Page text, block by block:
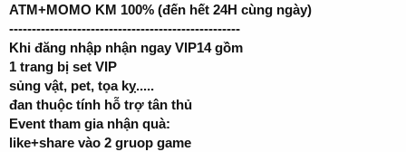
ATM+MOMO KM 100% (đến hết 24H cùng ngày)
---------------------------------------------------
Khi đăng nhập nhận ngay VIP14 gồm
1 trang bị set VIP
sủng vật, pet, tọa kỵ.....
đan thuộc tính hỗ trợ tân thủ
Event tham gia nhận quà:
like+share vào 2 gruop game